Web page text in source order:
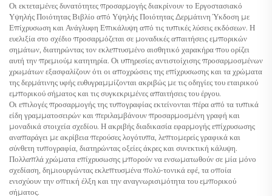
Οι εκτεταμένες δυνατότητες προσαρμογής διακρίνουν το Εργοστασιακό
Υψηλής Ποιότητας Βιβλίο από Υψηλής Ποιότητας Δερμάτινη Ύκδοση με
Επίχρυσωση και Ανάγλυφη Επικάλυψη από τις τυπικές λύσεις εκδόσεων. Η
ευελιξία στο σχέδιο προσαρμόζεται σε μοναδικές απαιτήσεις εμπορικών
σημάτων, διατηρώντας τον εκλεπτυσμένο αισθητικό χαρακήρα που ορίζει
αυτή την πρεμιούμ κατητηρία. Οι υπηρεσίες αντιστοίχισης προσαρμοσμένων
χρωμάτων εξασφαλίζουν ότι οι αποχρώσεις της επίχρυσωσης και τα χρώματα
της δερμάτινης υφής ευθυγραμμίζονται ακριβώς με τις οδηγίες του εταιρικού
εμπορικού σήματος και τις συγκεκριμένες απαιτήσεις του έργου.
Οι επιλογές προσαρμογής της τυπογραφίας εκτείνονται πέρα από τα τυπικά
είδη γραμματοσειρών και περιλαμβάνουν προσαρμοσμένη γραφή και
μοναδικά στοιχεία σχεδίου. Η ακριβής διαδικασία εφαρμογής επίχρυσωσης
αναπαράγει με ακρίβεια περούσες λογότυπα, λεπτομερείς γραφικά και
σύνθετη τυπογραφία, διατηρώντας οξείες άκρες και συνεκτική κάλυψη.
Πολλαπλά χρώματα επίχρυσωσης μπορούν να ενσωματωθούν σε μία μόνο
σχεδίαση, δημιουργώντας εκλεπτυσμένα πολύ-τονικά εφέ, τα οποία
ενισχύουν την οπτική έλξη και την αναγνωρισιμότητα του εμπορικού
σήματος.